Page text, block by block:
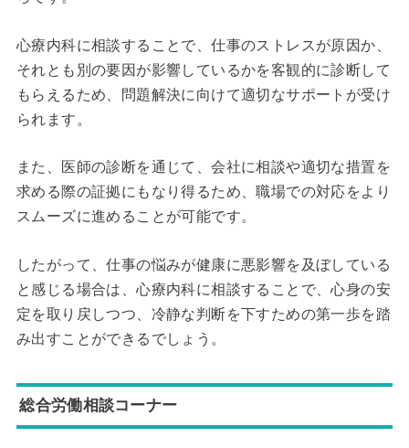
心療内科に相談することで、仕事のストレスが原因か、
それとも別の要因が影響しているかを客観的に診断して
もらえるため、問題解決に向けて適切なサポートが受け
られます。
また、医師の診断を通じて、会社に相談や適切な措置を
求める際の証拠にもなり得るため、職場での対応をより
スムーズに進めることが可能です。
したがって、仕事の悩みが健康に悪影響を及ぼしている
と感じる場合は、心療内科に相談することで、心身の安
定を取り戻しつつ、冷静な判断を下すための第一歩を踏
み出すことができるでしょう。
総合労働相談コーナー